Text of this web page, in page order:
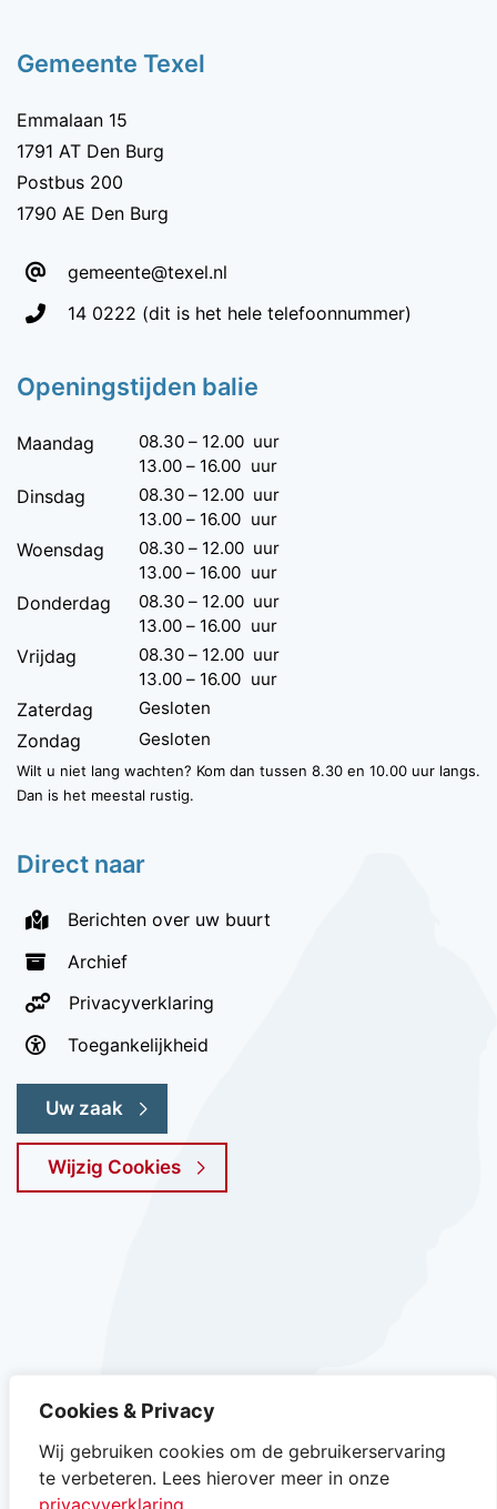
Cookies & Privacy
Wij gebruiken cookies om de gebruikerservaring
te verbeteren. Lees hierover meer in onze
privacyverklaring
Gemeente Texel
Emmalaan 15
1791 AT Den Burg
Postbus 200
1790 AE Den Burg
gemeente@texel.nl
Telefoon:
14 0222 (dit is het hele telefoonnummer)
Openingstijden balie
Maandag 08.30 – 12.00 uur
13.00 – 16.00 uur
Dinsdag 08.30 – 12.00 uur
13.00 – 16.00 uur
Woensdag 08.30 – 12.00 uur
13.00 – 16.00 uur
Donderdag 08.30 – 12.00 uur
13.00 – 16.00 uur
Vrijdag 08.30 – 12.00 uur
13.00 – 16.00 uur
Zaterdag Gesloten
Zondag Gesloten
Wilt u niet lang wachten? Kom dan tussen 8.30 en 10.00 uur langs.
Dan is het meestal rustig.
Direct naar
Berichten over uw buurt
Archief
Privacyverklaring
Toegankelijkheid
Uw zaak
Wijzig Cookies
Instagram van gemeente Texel, opent in nieuw
Facebook van gemeente Texel, opent in
YouTube kanaal van gemeente